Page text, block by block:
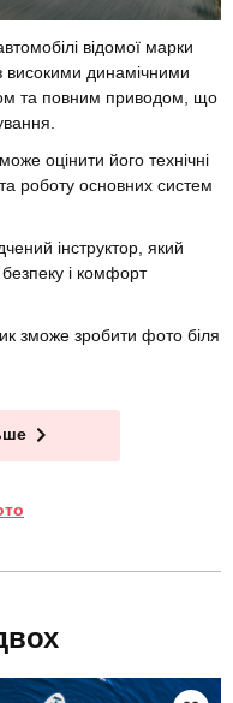
відомої марки
високими динамічними
та повним приводом, що
оцінити його технічні
роботу основних систем
інструктор, який
безпеку і комфорт
зможе зробити фото біля